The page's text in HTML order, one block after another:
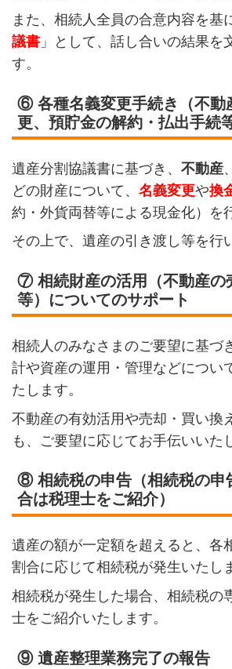
また、相続人全員の合意内容を基
議書」として、話し合いの結果を
す。
⑥ 各種名義変更手続き（不動
更、預貯金の解約・払出手続等
遺産分割協議書に基づき、 不動産、
どの財産について、 名義変更や換
約・外貨両替等による現金化）を
その上で、遺産の引き渡し等を行
⑦ 相続財産の活用（不動産の
等）についてのサポート
相続人のみなさまのご要望に基づ
計や資産の運用・管理などについ
たします。
不動産の有効活用や売却・買い換
も、ご要望に応じてお手伝いいた
⑧ 相続税の申告（相続税の申
合は税理士をご紹介）
遺産の額が一定額を超えると、各
割合に応じて相続税が発生いたし
相続税が発生した場合、相続税の
士をご紹介いたします。
⑨ 遺産整理業務完了の報告